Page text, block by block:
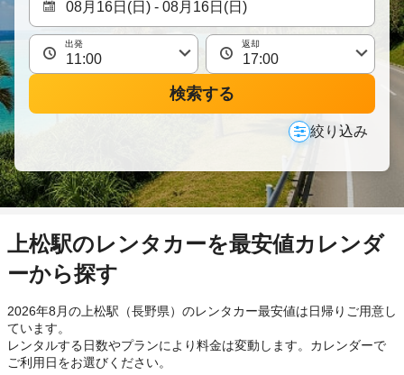
出発 返却
検索する
絞り込み
上松駅のレンタカーを最安値カレンダ
ーから探す
2026年8月の上松駅（長野県）のレンタカー最安値は日帰り ご用意し
ています。
レンタルする日数やプランにより料金は変動します。カレンダーで
ご利用日をお選びください。